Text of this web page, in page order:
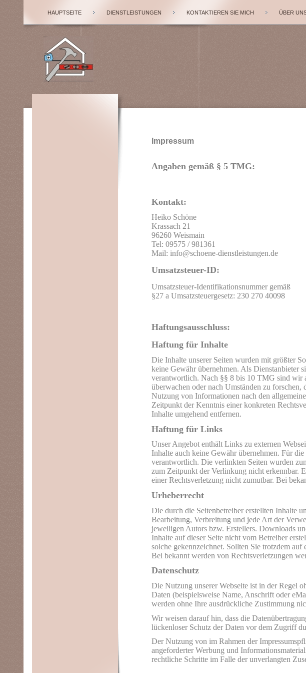
HAUPTSEITE DIENSTLEISTUNGEN KONTAKTIEREN SIE MICH ÜBER
Impressum
Angaben gemäß § 5 TMG:
Kontakt:
Heiko Schöne
Krassach 21
96260 Weismain
Tel: 09575 / 981361
Mail: info@schoene-dienstleistungen.de
Umsatzsteuer-ID:
Umsatzsteuer-Identifikationsnummer gemäß
§27 a Umsatzsteuergesetz: 230 270 40098
Haftungsausschluss:
Haftung für Inhalte
Die Inhalte unserer Seiten wurden mit größter
keine Gewähr übernehmen. Als Dienstanbieter
verantwortlich. Nach §§ 8 bis 10 TMG sind wir
überwachen oder nach Umständen zu
Nutzung von Informationen nach den
Zeitpunkt der Kenntnis einer konkreten
Inhalte umgehend entfernen.
Haftung für Links
Unser Angebot enthält Links zu externen
Inhalte auch keine Gewähr übernehmen. Für
verantwortlich. Die verlinkten Seiten wurden
zum Zeitpunkt der Verlinkung nicht erkennbar.
einer Rechtsverletzung nicht zumutbar. Bei
Urheberrecht
Die durch die Seitenbetreiber erstellten Inhalte
Bearbeitung, Verbreitung und jede Art der
jeweiligen Autors bzw. Erstellers. Downloads
Inhalte auf dieser Seite nicht vom Betreiber
solche gekennzeichnet. Sollten Sie trotzdem
Bei bekannt werden von Rechtsverletzungen
Datenschutz
Die Nutzung unserer Webseite ist in der Regel
Daten (beispielsweise Name, Anschrift oder
werden ohne Ihre ausdrückliche Zustimmung
Wir weisen darauf hin, dass die
lückenloser Schutz der Daten vor dem Zugriff
Der Nutzung von im Rahmen der
angeforderter Werbung und
rechtliche Schritte im Falle der unverlangten